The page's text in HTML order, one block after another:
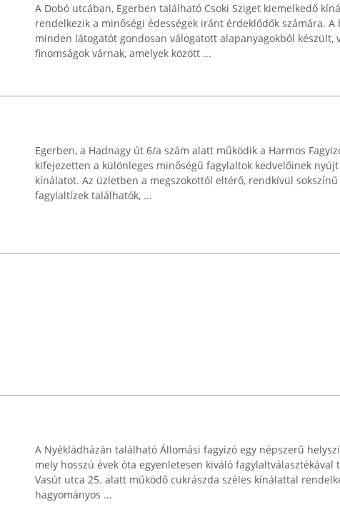
A Dobó utcában, Egerben található Csoki Sziget kiemelkedő
rendelkezik a minőségi édességek iránt érdeklődők számára. A
minden látogatót gondosan válogatott alapanyagokból készült,
finomságok várnak, amelyek között ...
Egerben, a Hadnagy út 6/a szám alatt működik a Harmos
kifejezetten a különleges minőségű fagylaltok kedvelőinek
kínálatot. Az üzletben a megszokottól eltérő, rendkívül sokszínű
fagylaltízek találhatók, ...
A Nyékládházán található Állomási fagyizó egy népszerű
mely hosszú évek óta egyenletesen kiváló fagylaltválasztékával
Vasút utca 25. alatt működő cukrászda széles kínálattal
hagyományos ...